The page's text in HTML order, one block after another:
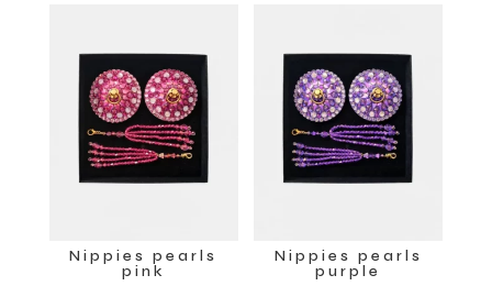
Nippies pearls
pink
Nippies pearls
purple